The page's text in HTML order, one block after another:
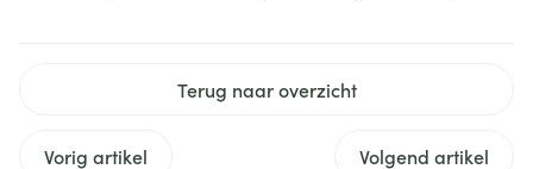
Terug naar overzicht
Vorig artikel Volgend artikel